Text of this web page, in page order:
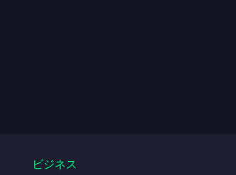
ビジネス